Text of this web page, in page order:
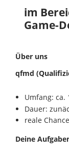
im
Game-
Über uns
qfmd
Umfang: ca.
Dauer:
reale
Deine